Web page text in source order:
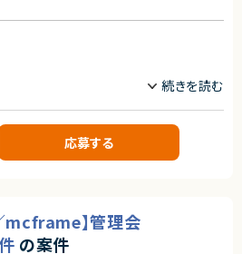
ケーション取られる方
可能
々は月1~4回程度のご登壇をされており
オンライン形式のため、リモートワークが基
ラブルが発生した受講生に対してサポート
、進捗の確認や技術的なアドバイスを行い
って研修を主導します。（講義、演習・グル
）
を支援しており、
ら約1,000社の企業の DX 推進をサポート
、人材の要件定義から育成ロードマップの
化など様々なサービスからその他、AI モデル
応募する
mcframe】管理会
の案件